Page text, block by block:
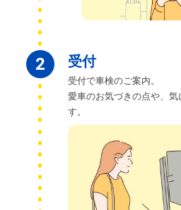
2 受付
受付で車検のご案内。
愛車のお気づきの点や、
す。